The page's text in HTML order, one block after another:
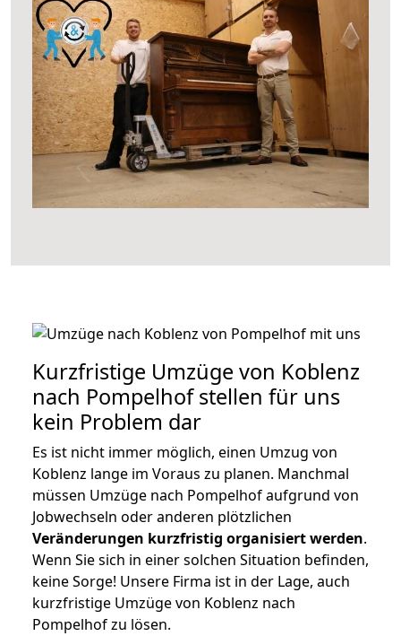
Kurzfristige Umzüge von Koblenz
nach Pompelhof stellen für uns
kein Problem dar
Es ist nicht immer möglich, einen Umzug von
Koblenz lange im Voraus zu planen. Manchmal
müssen Umzüge nach Pompelhof aufgrund von
Jobwechseln oder anderen plötzlichen
Veränderungen kurzfristig organisiert werden.
Wenn Sie sich in einer solchen Situation befinden,
keine Sorge! Unsere Firma ist in der Lage, auch
kurzfristige Umzüge von Koblenz nach
Pompelhof zu lösen.